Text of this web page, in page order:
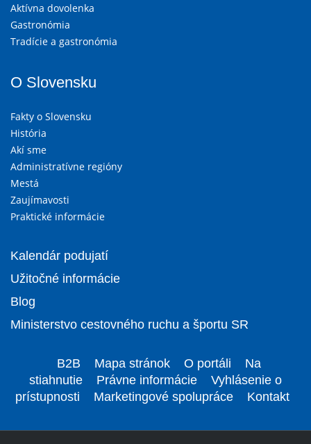
Aktívna dovolenka
Gastronómia
Tradície a gastronómia
O Slovensku
Fakty o Slovensku
História
Akí sme
Administratívne regióny
Mestá
Zaujímavosti
Praktické informácie
Kalendár podujatí
Užitočné informácie
Blog
Ministerstvo cestovného ruchu a športu SR
B2B Mapa stránok O portáli
Na
stiahnutie
Právne informácie
Vyhlásenie o
prístupnosti
Marketingové spolupráce Kontakt